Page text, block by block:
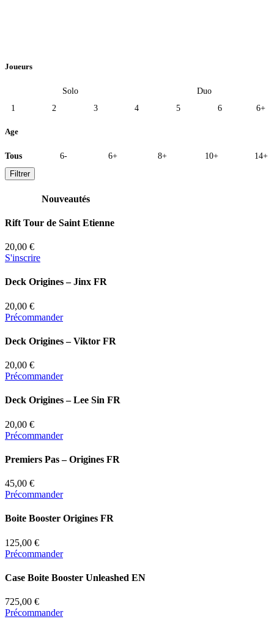
Joueurs
Solo
Duo
1
2 3 4 5 6 6+
Age
Tous 6- 6+ 8+ 10+
14+
Filtrer
Nouveautés
Rift Tour de Saint Etienne
20,00 €
S'inscrire
Deck Origines – Jinx FR
20,00 €
Précommander
Deck Origines – Viktor FR
20,00 €
Précommander
Deck Origines – Lee Sin FR
20,00 €
Précommander
Premiers Pas – Origines FR
45,00 €
Précommander
Boite Booster Origines FR
125,00 €
Précommander
Case Boite Booster Unleashed EN
725,00 €
Précommander